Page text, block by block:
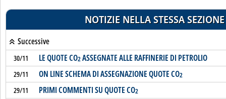
NOTIZIE NELLA STESSA SEZIONE
Successive
30/11 LE QUOTE CO2ASSEGNATE ALLE RAFFINERIE DI PETROLIO
29/11 ON LINE SCHEMA DI ASSEGNAZIONE QUOTE CO2
29/11 PRIMI COMMENTI SU QUOTE CO2